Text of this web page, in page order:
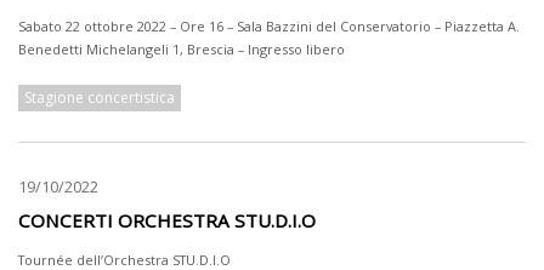
Sabato 22 ottobre 2022 – Ore 16 – Sala Bazzini del Conservatorio – Piazzetta A.
Benedetti Michelangeli 1, Brescia – Ingresso libero
Stagione concertistica
19/10/2022
CONCERTI ORCHESTRA STU.D.I.O
Tournée dell’Orchestra STU.D.I.O